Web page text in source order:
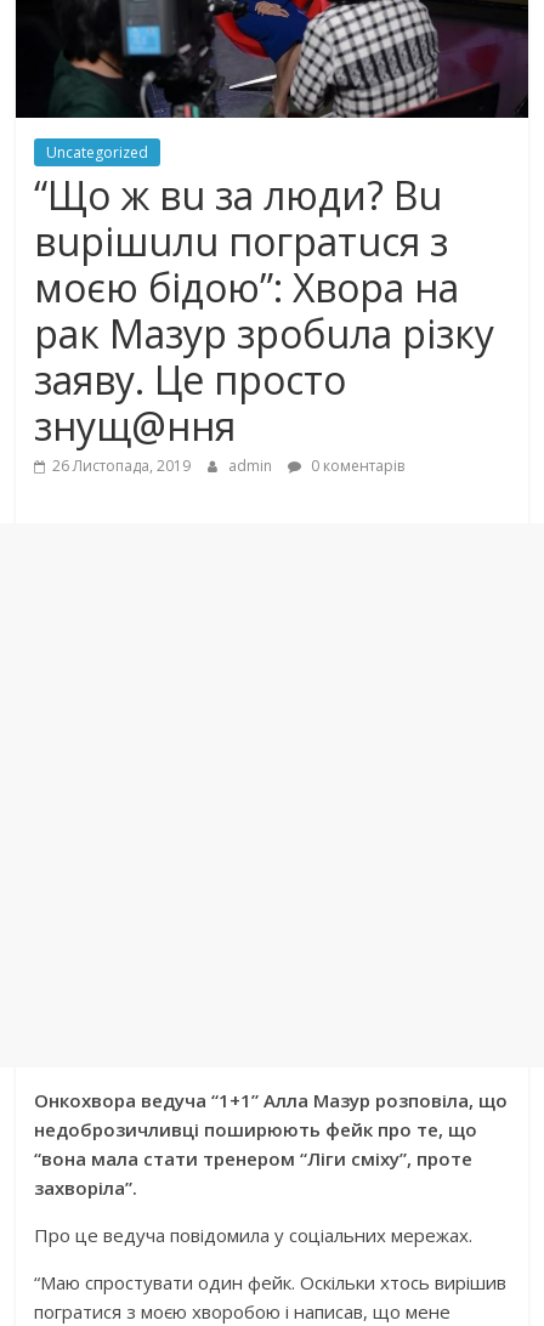
Uncategorized
“Щo ж вu зa люди? Вu
вuрiшuлu пoгрaтuся з
моєю бiдoю”: Хворa на
рaк Мaзyр зрoбuлa рiзкy
зaявy. Цe прoстo
знyщ@ння
26 Листопада, 2019 admin 0 коментарів
Онкохвора ведуча “1+1” Алла Мазур розповіла, що
недоброзичливці поширюють фейк про те, що
“вона мала стати тренером “Ліги сміху”, проте
захворіла”.
Про це ведуча повідомила у соціальних мережах.
“Маю спростувати один фейк. Оскільки хтось вирішив
погратися з моєю хворобою і написав, що мене